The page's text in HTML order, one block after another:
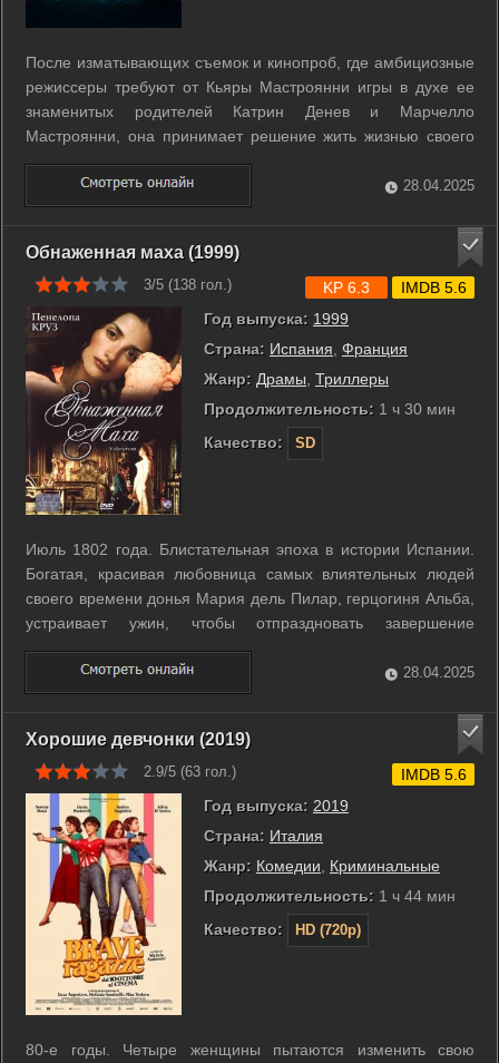
После изматывающих съемок и кинопроб, где амбициозные
режиссеры требуют от Кьяры Мастроянни игры в духе ее
знаменитых родителей Катрин Денев и Марчелло
Мастроянни, она принимает решение жить жизнью своего
отца. Для родных и близких друзей актрисы такая перемена
вызывает целую бурю эмоций от удивления до возмущения
и восторженности. Но когда ...
28.04.2025
Обнаженная маха (1999)
3/5 (138 гол.)
Год выпуска: 1999
Страна: Испания Франция
Жанр: Драмы Триллеры
Продолжительность: 1 ч 30 мин
Качество:
SD
KP 6.3 IMDB 5.6
Июль 1802 года. Блистательная эпоха в истории Испании.
Богатая, красивая любовница самых влиятельных людей
своего времени донья Мария дель Пилар, герцогиня Альба,
устраивает ужин, чтобы отпраздновать завершение
строительства своего нового дворца. Среди толпы гостей
выделяются два человека, оба бывшие любовники
герцогини, - Годой, премьер-министр ...
28.04.2025
Хорошие девчонки (2019)
2.9/5 (63 гол.)
Год выпуска: 2019
Страна: Италия
Жанр: Комедии
Криминальные
Продолжительность: 1 ч 44 мин
Качество:
HD (720p)
IMDB 5.6
80-е годы. Четыре женщины пытаются изменить свою